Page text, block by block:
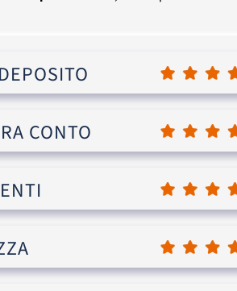
CONTO